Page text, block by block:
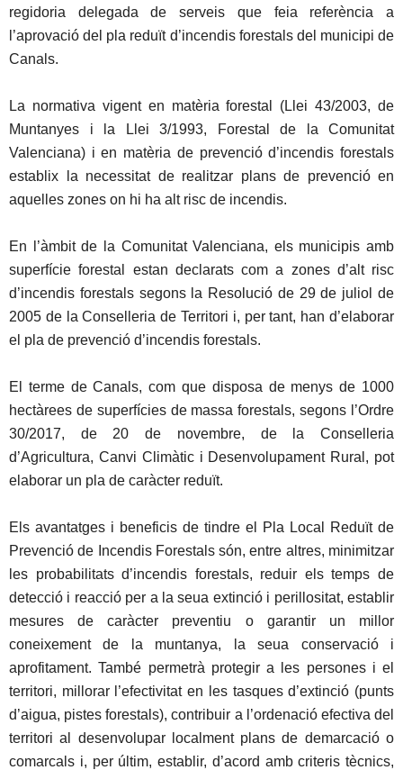
regidoria delegada de serveis que feia referència a
l’aprovació del pla reduït d’incendis forestals del municipi de
Canals.
La normativa vigent en matèria forestal (Llei 43/2003, de
Muntanyes i la Llei 3/1993, Forestal de la Comunitat
Valenciana) i en matèria de prevenció d’incendis forestals
establix la necessitat de realitzar plans de prevenció en
aquelles zones on hi ha alt risc de incendis.
En l’àmbit de la Comunitat Valenciana, els municipis amb
superfície forestal estan declarats com a zones d’alt risc
d’incendis forestals segons la Resolució de 29 de juliol de
2005 de la Conselleria de Territori i, per tant, han d’elaborar
el pla de prevenció d’incendis forestals.
El terme de Canals, com que disposa de menys de 1000
hectàrees de superfícies de massa forestals, segons l’Ordre
30/2017, de 20 de novembre, de la Conselleria
d’Agricultura, Canvi Climàtic i Desenvolupament Rural, pot
elaborar un pla de caràcter reduït.
Els avantatges i beneficis de tindre el Pla Local Reduït de
Prevenció de Incendis Forestals són, entre altres, minimitzar
les probabilitats d’incendis forestals, reduir els temps de
detecció i reacció per a la seua extinció i perillositat, establir
mesures de caràcter preventiu o garantir un millor
coneixement de la muntanya, la seua conservació i
aprofitament. També permetrà protegir a les persones i el
territori, millorar l’efectivitat en les tasques d’extinció (punts
d’aigua, pistes forestals), contribuir a l’ordenació efectiva del
territori al desenvolupar localment plans de demarcació o
comarcals i, per últim, establir, d’acord amb criteris tècnics,